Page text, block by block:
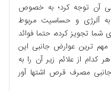
آن توجه کرد؛ به خصوص
آلرژی و حساسیت مربوط
شما تجویز کرده، حتما فوائد
ترین عوارض جانبی این
از علائم زیر آن را به
مصرف قرص اشتها آور